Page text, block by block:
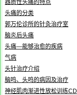
器质性头痛的特点
头痛的分类
郭万伦诊所的针灸治疗室
脑炎后头痛
头痛—能够治愈的疾病
气病
头针治疗介绍
脑鸣、头鸣的病因及治疗
神经肌肉渐进性放松训练CD